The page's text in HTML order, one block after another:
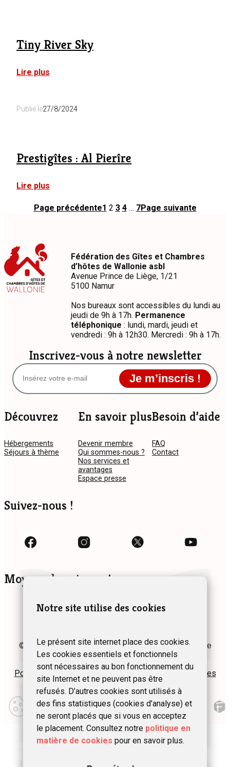
Tiny River Sky
Lire plus
Publié le27/8/2024
Prestigîtes : Al Pierîre
Lire plus
:
Al
Page précédente1 2 3 4 … 7Page suivante
Inscrivez-vous à notre newsletter
Je m’inscris !
Fédération des Gîtes et Chambres
d’hôtes de Wallonie asbl
Avenue Prince de Liège, 1/21
5100 Namur
Nos bureaux sont accessibles du lundi au
jeudi de 9h à 17h. Permanence
téléphonique : lundi, mardi, jeudi et
vendredi : 9h à 12h30. Mercredi : 9h à 17h.
Découvrez
Hébergements
Séjours à thème
En savoir plus
Devenir membre
Qui sommes-nous ?
Nos services et
avantages
Espace presse
Besoin d’aide
FAQ
Contact
Suivez-nous !
Moyens de paiement
Modifier
mes
préférences
d\’utilisation
© 2024 Fédération des Gîtes et Chambres d’hôtes de
Wallonie asbl
Politique de confidentialité
Plan du site Mentions légales
Notre site utilise des cookies
Le présent site internet place des cookies.
Les cookies essentiels et fonctionnels
sont nécessaires au bon fonctionnement du
site Internet et ne peuvent pas être
refusés. D’autres cookies sont utilisés à
des fins statistiques (cookies d’analyse) et
ne seront placés que si vous en acceptez
le placement. Consultez notre politique en
matière de cookies pour en savoir plus.